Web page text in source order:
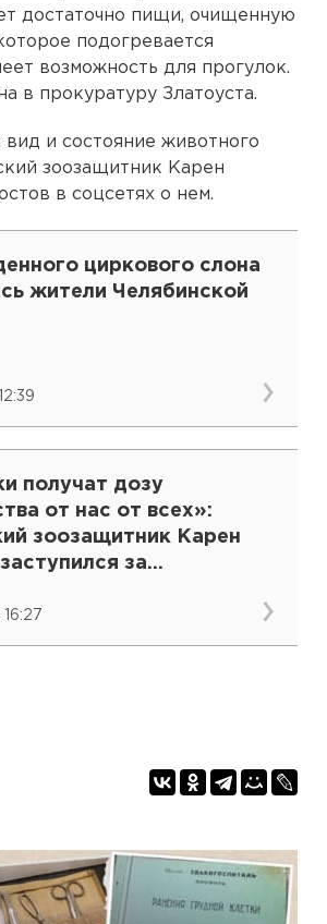
достаточно пищи, очищенную
подогревается
возможность для прогулок.
в прокуратуру Златоуста.
и состояние животного
зоозащитник Карен
в соцсетях о нем.
циркового слона
жители Челябинской
получат дозу
от нас от всех»:
зоозащитник Карен
за